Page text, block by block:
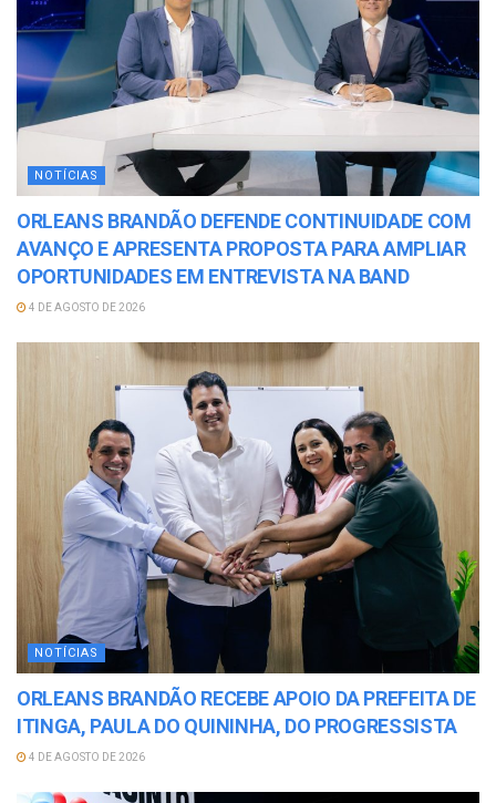
NOTÍCIAS
ORLEANS BRANDÃO DEFENDE CONTINUIDADE COM
AVANÇO E APRESENTA PROPOSTA PARA AMPLIAR
OPORTUNIDADES EM ENTREVISTA NA BAND
4 DE AGOSTO DE 2026
NOTÍCIAS
ORLEANS BRANDÃO RECEBE APOIO DA PREFEITA DE
ITINGA, PAULA DO QUININHA, DO PROGRESSISTA
4 DE AGOSTO DE 2026